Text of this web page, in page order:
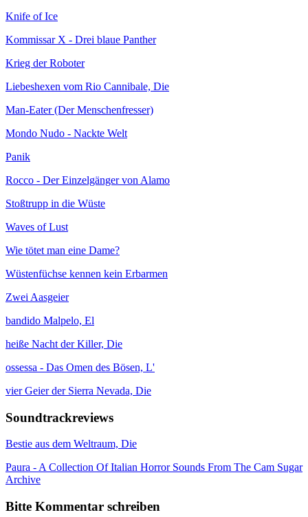
Knife of Ice
Kommissar X - Drei blaue Panther
Krieg der Roboter
Liebeshexen vom Rio Cannibale, Die
Man-Eater (Der Menschenfresser)
Mondo Nudo - Nackte Welt
Panik
Rocco - Der Einzelgänger von Alamo
Stoßtrupp in die Wüste
Waves of Lust
Wie tötet man eine Dame?
Wüstenfüchse kennen kein Erbarmen
Zwei Aasgeier
bandido Malpelo, El
heiße Nacht der Killer, Die
ossessa - Das Omen des Bösen, L'
vier Geier der Sierra Nevada, Die
Soundtrackreviews
Bestie aus dem Weltraum, Die
Paura - A Collection Of Italian Horror Sounds From The Cam Sugar
Archive
Bitte Kommentar schreiben